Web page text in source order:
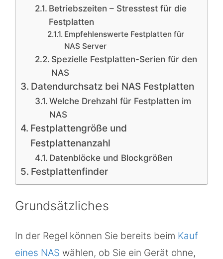
Betriebszeiten – Stresstest für die
Festplatten
Empfehlenswerte Festplatten für
NAS Server
Spezielle Festplatten-Serien für den
NAS
Datendurchsatz bei NAS Festplatten
Welche Drehzahl für Festplatten im
NAS
Festplattengröße und
Festplattenanzahl
Datenblöcke und Blockgrößen
Festplattenfinder
Grundsätzliches
In der Regel können Sie bereits beim Kauf
eines NAS wählen, ob Sie ein Gerät ohne,